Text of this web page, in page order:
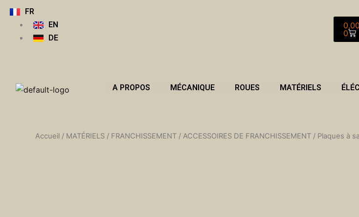
Aller
FR
EN
DE
0,00
0
A PROPOS MÉCANIQUE ROUES MATÉRIELS
Accueil / MATÉRIELS / FRANCHISSEMENT / ACCESSOIRES DE FRANCHISSEMENT / Plaques à